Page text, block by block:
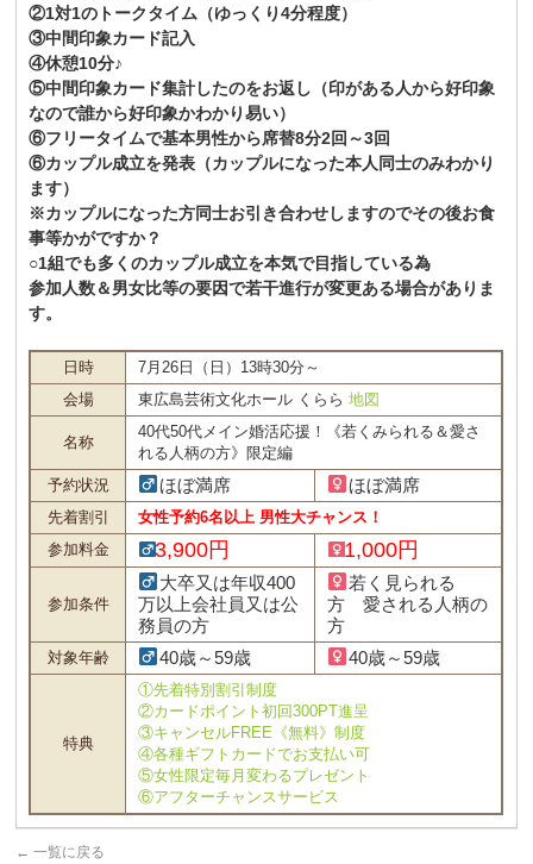
②1対1のトークタイム（ゆっくり4分程度）
③中間印象カード記入
④休憩10分♪
⑤中間印象カード集計したのをお返し（印がある人から好印象
なので誰から好印象かわかり易い）
⑥フリータイムで基本男性から席替8分2回～3回
⑥カップル成立を発表（カップルになった本人同士のみわかり
ます）
※カップルになった方同士お引き合わせしますのでその後お食
事等かがですか？
○1組でも多くのカップル成立を本気で目指している為
参加人数＆男女比等の要因で若干進行が変更ある場合がありま
す。
日時
7月26日（日）13時30分～
会場
東広島芸術文化ホール くらら地図
名称
40代50代メイン婚活応援！《若くみられる＆愛さ
れる人柄の方》限定編
予約状況
ほぼ満席 ほぼ満席
先着割引
女性予約6名以上 男性大チャンス！
参加料金
3,900円 1,000円
参加条件
大卒又は年収400
万以上会社員又は公
務員の方
若く見られる
方 愛される人柄の
方
対象年齢 40歳～59歳 40歳～59歳
特典
①先着特別割引制度
②カードポイント初回300PT進呈
③キャンセルFREE《無料》制度
④各種ギフトカードでお支払い可
⑤女性限定毎月変わるプレゼント
⑥アフターチャンスサービス
← 一覧に戻る